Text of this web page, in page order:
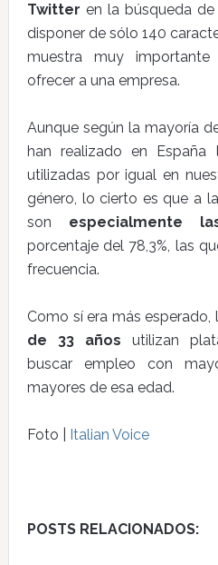
Twitter en la búsqueda
disponer de sólo 140
muestra muy
ofrecer a una empresa.
Aunque según la mayoría
han realizado en España
utilizadas por igual en
género, lo cierto es que a
son especialmente
porcentaje del 78,3%, las
frecuencia.
Como sí era más esperado,
de 33 años utilizan
buscar empleo con
mayores de esa edad.
Foto | Italian Voice
POSTS RELACIONADOS: